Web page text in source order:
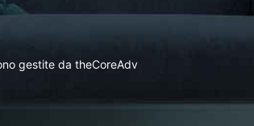
gestite da theCoreAdv